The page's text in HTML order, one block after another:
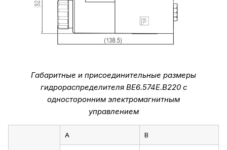
Габаритные и присоединительные размеры
гидрораспределителя ВЕ6.574Е.В220 с
односторонним электромагнитным
управлением
А В